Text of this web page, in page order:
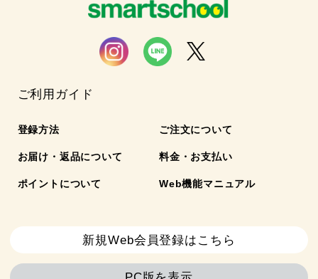
ご利用ガイド
登録方法 ご注文について
お届け・返品について 料金・お支払い
ポイントについて Web機能マニュアル
新規Web会員登録はこちら